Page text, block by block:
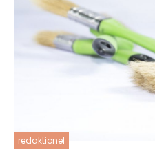
redaktionel